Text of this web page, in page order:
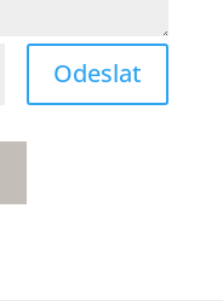
Odeslat